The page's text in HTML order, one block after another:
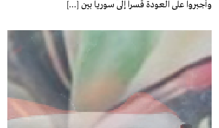
وأُجبروا على العودة قسراً إلى سوريا بين […]